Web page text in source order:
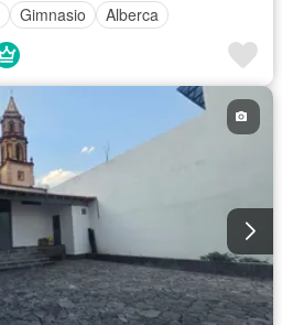
Gimnasio Alberca